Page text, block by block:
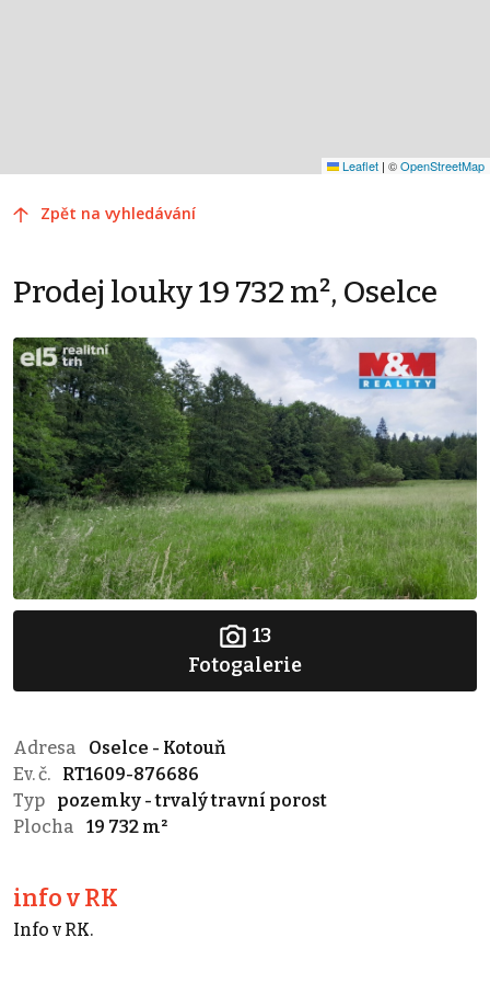
Leaflet | ©OpenStreetMap
Zpět na vyhledávání
Prodej louky 19 732 m², Oselce
13
Fotogalerie
Adresa
Oselce - Kotouň
Ev. č.
RT1609-876686
Typ
pozemky - trvalý travní porost
Plocha
19 732 m²
info v RK
Info v RK.